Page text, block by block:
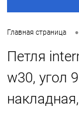
Главная страница •
Петля
w30, угол